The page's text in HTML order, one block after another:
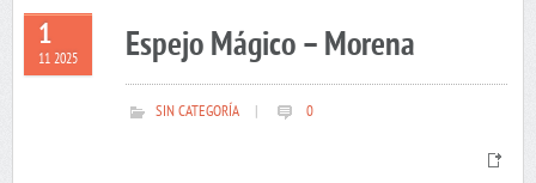
1
11 2025 Espejo Mágico – Morena
SIN CATEGORÍA 0